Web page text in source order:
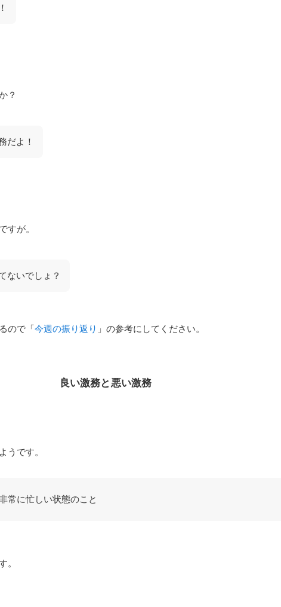
？
だよ！
すが。
ないでしょ？
ので「今週の振り返り 」の参考にしてください。
良い激務と悪い激務
うです。
常に忙しい状態のこと
。